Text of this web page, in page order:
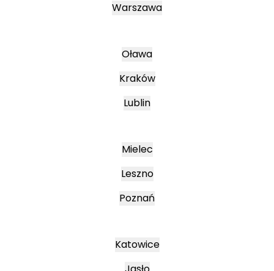
Warszawa
Oława
Kraków
Lublin
Mielec
Leszno
Poznań
Katowice